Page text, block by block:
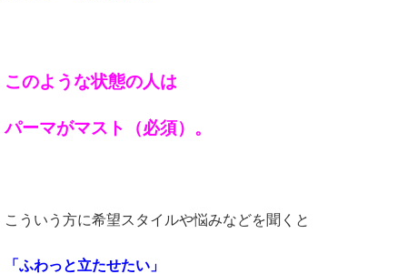
このような状態の人は
パーマがマスト（必須）。
こういう方に希望スタイルや悩みなどを聞くと
「ふわっと立たせたい」